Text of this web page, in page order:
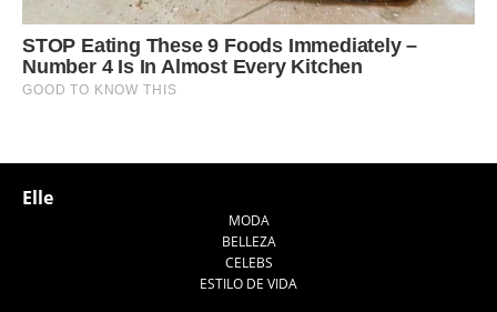
Elle
MODA
BELLEZA
CELEBS
ESTILO DE VIDA